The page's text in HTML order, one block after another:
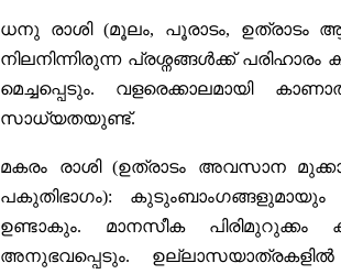
ധനു രാശി (മൂലം, പൂരാടം, ഉത്രാടം
നിലനിന്നിരുന്ന പ്രശ്നങ്ങൾക്ക്
മെച്ചപ്പെടും. വളരെക്കാലമായി
സാധ്യതയുണ്ട്.
മകരം രാശി (ഉത്രാടം അവസാന
പകുതിഭാഗം):
ഉണ്ടാകും. മാനസീക
അനുഭവപ്പെടും.